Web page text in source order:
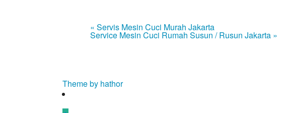
« Servis Mesin Cuci Murah Jakarta
Service Mesin Cuci Rumah Susun / Rusun Jakarta »
Theme by hathor